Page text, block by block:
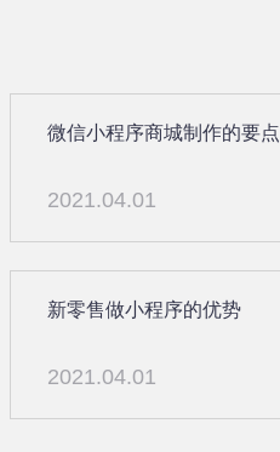
微信小程序商城制作的要点
2021.04.01
新零售做小程序的优势
2021.04.01